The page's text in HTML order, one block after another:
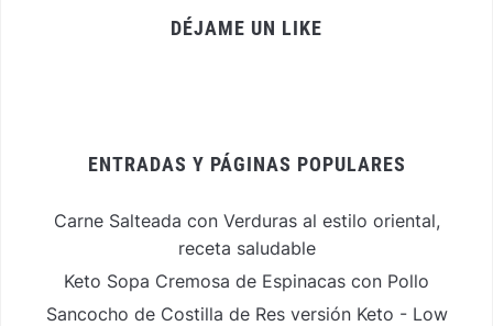
DÉJAME UN LIKE
ENTRADAS Y PÁGINAS POPULARES
Carne Salteada con Verduras al estilo oriental,
receta saludable
Keto Sopa Cremosa de Espinacas con Pollo
Sancocho de Costilla de Res versión Keto - Low